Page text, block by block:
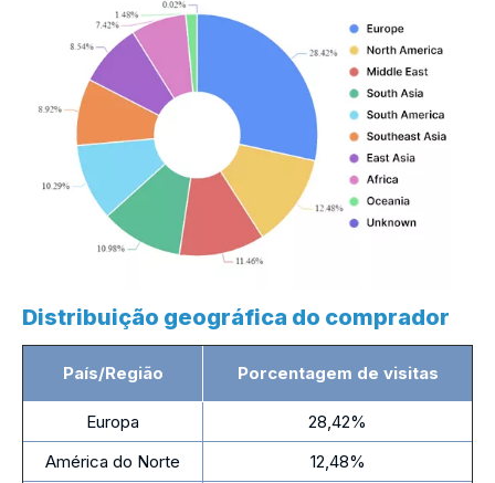
Distribuição geográfica do comprador
País/Região Porcentagem de visitas
Europa
28,42%
América do Norte
12,48%